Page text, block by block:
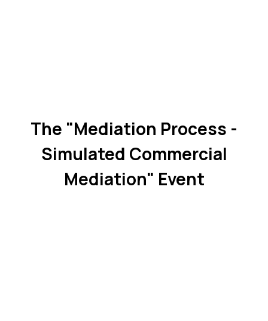
The "Mediation Process -
Simulated Commercial
Mediation" Event